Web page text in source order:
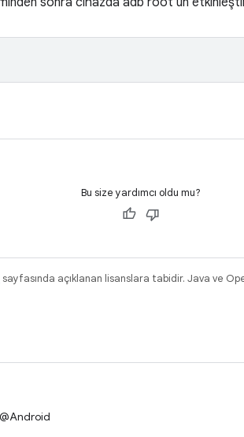
Bu size yardımcı oldu mu?
sayfasında açıklanan lisanslara tabidir. Java ve